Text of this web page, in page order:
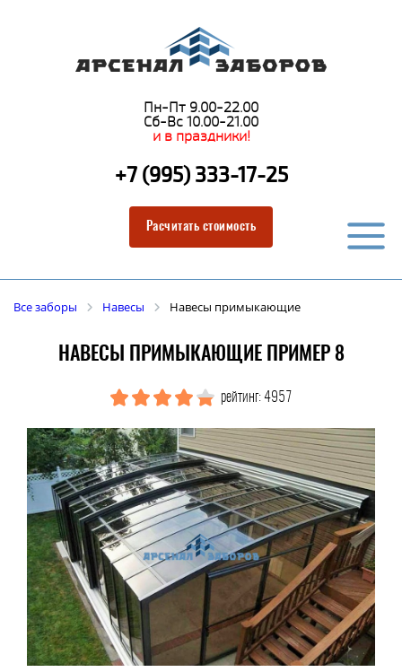
Пн-Пт 9.00-22.00
Сб-Вс 10.00-21.00
и в праздники!
+7 (995) 333-17-25
Расчитать стоимость
Все заборы Навесы Навесы примыкающие
НАВЕСЫ ПРИМЫКАЮЩИЕ ПРИМЕР 8
рейтинг: 4957